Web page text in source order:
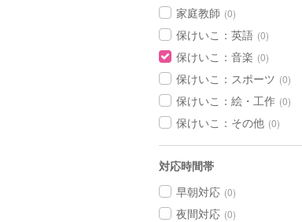
家庭教師 (0)
保けいこ：英語 (0)
保けいこ：音楽 (0)
保けいこ：スポーツ (0)
保けいこ：絵・工作 (0)
保けいこ：その他 (0)
対応時間帯
早朝対応 (0)
夜間対応 (0)